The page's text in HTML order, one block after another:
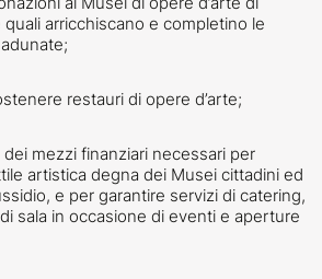
arricchiscano e completino le
restauri di opere d’arte;
mezzi finanziari necessari per
artistica degna dei Musei cittadini ed
e per garantire servizi di catering,
sala in occasione di eventi e aperture